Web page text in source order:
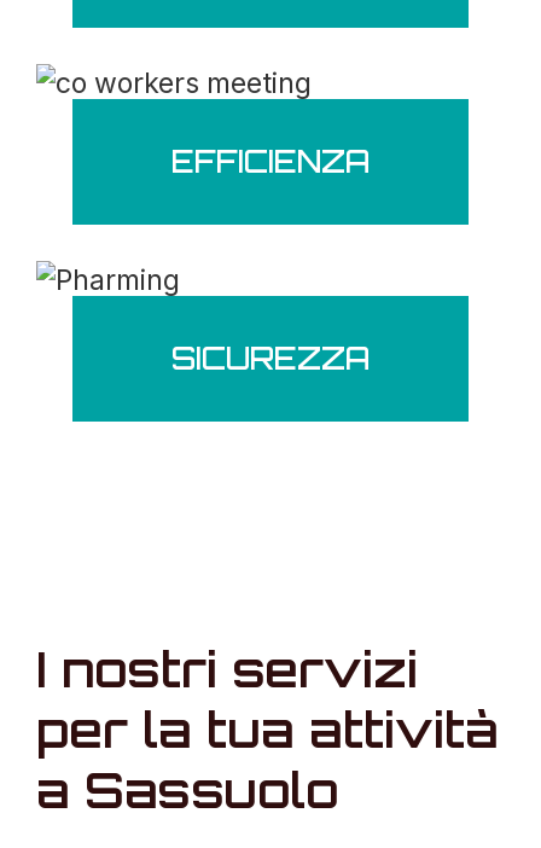
EFFICIENZA
SICUREZZA
I nostri servizi
per la tua attività
a Sassuolo